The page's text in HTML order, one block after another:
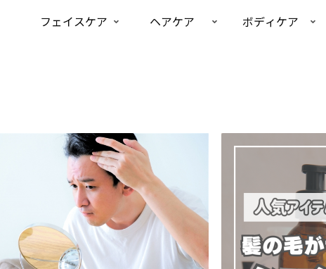
フェイスケア ヘアケア ボディケア